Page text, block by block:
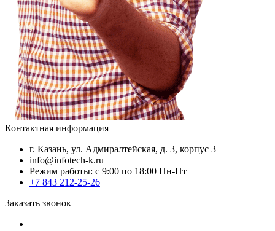
Контактная информация
г. Казань, ул. Адмиралтейская, д. 3, корпус 3
info@infotech-k.ru
Режим работы: с 9:00 по 18:00 Пн-Пт
+7 843 212-25-26
Заказать звонок